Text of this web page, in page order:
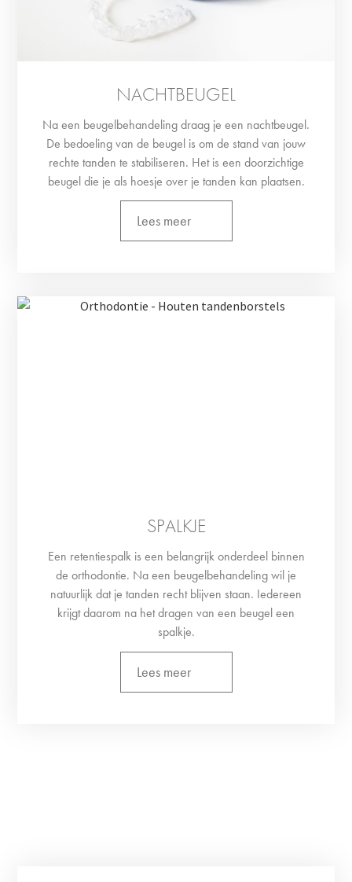
NACHTBEUGEL
Na een beugelbehandeling draag je een nachtbeugel.
De bedoeling van de beugel is om de stand van jouw
rechte tanden te stabiliseren. Het is een doorzichtige
beugel die je als hoesje over je tanden kan plaatsen.
Lees meer
SPALKJE
Een retentiespalk is een belangrijk onderdeel binnen
de orthodontie. Na een beugelbehandeling wil je
natuurlijk dat je tanden recht blijven staan. Iedereen
krijgt daarom na het dragen van een beugel een
spalkje.
Lees meer